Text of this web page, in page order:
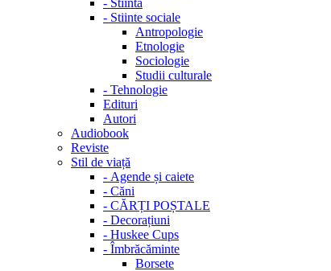
- Stiinta
- Stiinte sociale
Antropologie
Etnologie
Sociologie
Studii culturale
- Tehnologie
Edituri
Autori
Audiobook
Reviste
Stil de viață
- Agende și caiete
- Căni
- CĂRȚI POȘTALE
- Decorațiuni
- Huskee Cups
- Îmbrăcăminte
Borsete